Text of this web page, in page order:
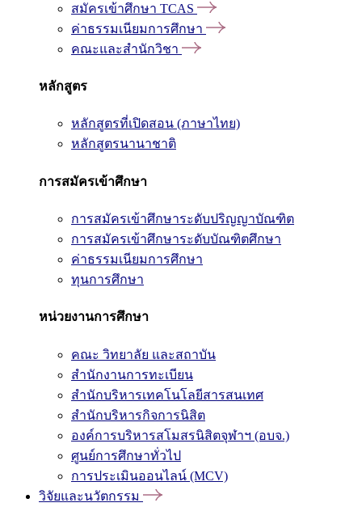
สมัครเข้าศึกษา TCAS
ค่าธรรมเนียมการศึกษา
คณะและสำนักวิชา
หลักสูตร
หลักสูตรที่เปิดสอน (ภาษาไทย)
หลักสูตรนานาชาติ
การสมัครเข้าศึกษา
การสมัครเข้าศึกษาระดับปริญญาบัณฑิต
การสมัครเข้าศึกษาระดับบัณฑิตศึกษา
ค่าธรรมเนียมการศึกษา
ทุนการศึกษา
หน่วยงานการศึกษา
คณะ วิทยาลัย และสถาบัน
สำนักงานการทะเบียน
สำนักบริหารเทคโนโลยีสารสนเทศ
สำนักบริหารกิจการนิสิต
องค์การบริหารสโมสรนิสิตจุฬาฯ (อบจ.)
ศูนย์การศึกษาทั่วไป
การประเมินออนไลน์ (MCV)
วิจัยและนวัตกรรม